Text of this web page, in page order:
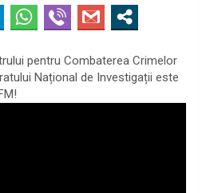
pentru Combaterea Crimelor
Național de Investigații este